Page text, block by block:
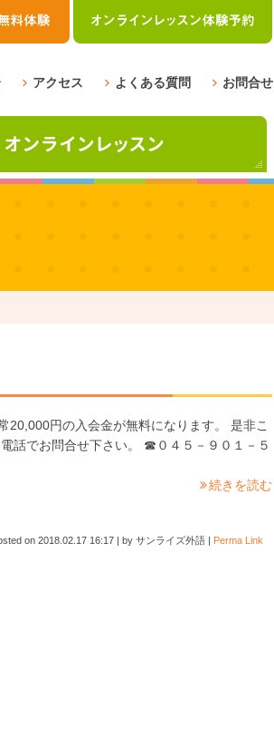
アクセス よくある質問 お問合せ
20,000円の入会金が無料になります。 是非こ
話でお問合せ下さい。 ☎０４５－９０１－５
続きを読む
on 2018.02.17 16:17 | by サンライズ外語 | Perma Link